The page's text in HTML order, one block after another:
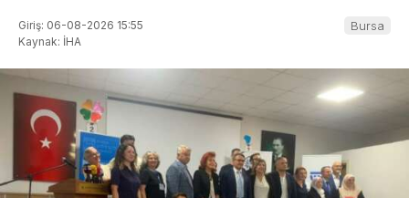
Giriş: 06-08-2026 15:55
Kaynak: İHA
Bursa